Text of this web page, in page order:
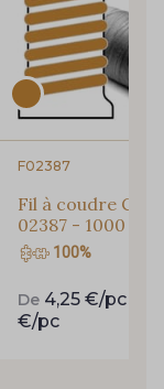
F02387
Fil à coudre
02387 - 1000 m
100%
De 4,25 €/pc
€/pc
rempli de